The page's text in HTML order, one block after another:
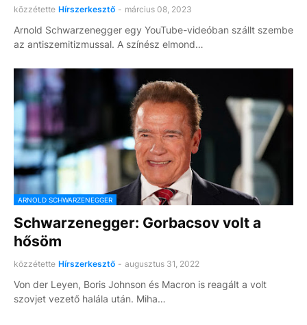
közzétette Hírszerkesztő - március 08, 2023
Arnold Schwarzenegger egy YouTube-videóban szállt szembe
az antiszemitizmussal. A színész elmond…
ARNOLD SCHWARZENEGGER
Schwarzenegger: Gorbacsov volt a
hősöm
közzétette Hírszerkesztő - augusztus 31, 2022
Von der Leyen, Boris Johnson és Macron is reagált a volt
szovjet vezető halála után. Miha…